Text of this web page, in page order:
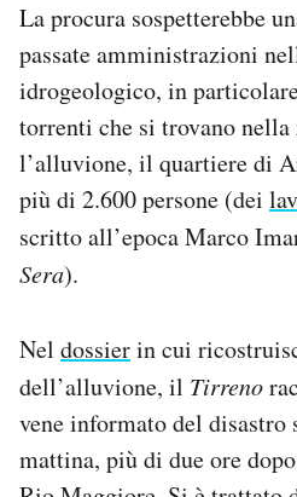
La procura sospetterebbe
passate amministrazioni
idrogeologico, in
torrenti che si trovano nella
l’alluvione, il quartiere di
più di 2.600 persone (dei
scritto all’epoca Marco
Sera).
Nel dossierin cui
dell’alluvione, il Tirreno
vene informato del disastro
mattina, più di due ore